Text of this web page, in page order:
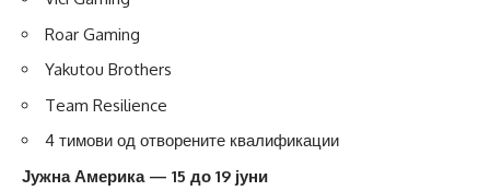
Roar Gaming
Yakutou Brothers
Team Resilience
4 тимови од отворените квалификации
Јужна Америка — 15 до 19 јуни